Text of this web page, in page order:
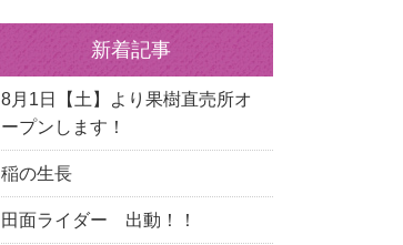
新着記事
8月1日【土】より果樹直売所オ
ープンします！
稲の生長
田面ライダー 出動！！